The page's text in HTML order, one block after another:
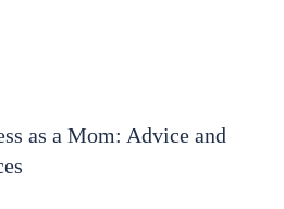
as a Mom: Advice and